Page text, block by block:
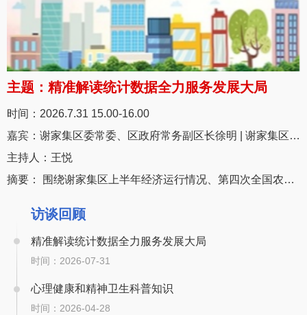
主题： 精准解读统计数据全力服务发展大局
时间： 2026.7.31 15.00-16.00
嘉宾： 谢家集区委常委、区政府常务副区长徐明 | 谢家集区统计局联合党支部书记、局长洪美
主持人： 王悦
摘要： 围绕谢家集区上半年经济运行情况、第四次全国农业普查推进、企业入统服务、统计数据质量管控、民生统计等热点问题，与广大网友...
访谈回顾
精准解读统计数据全力服务发展大局
时间：2026-07-31
心理健康和精神卫生科普知识
时间：2026-04-28